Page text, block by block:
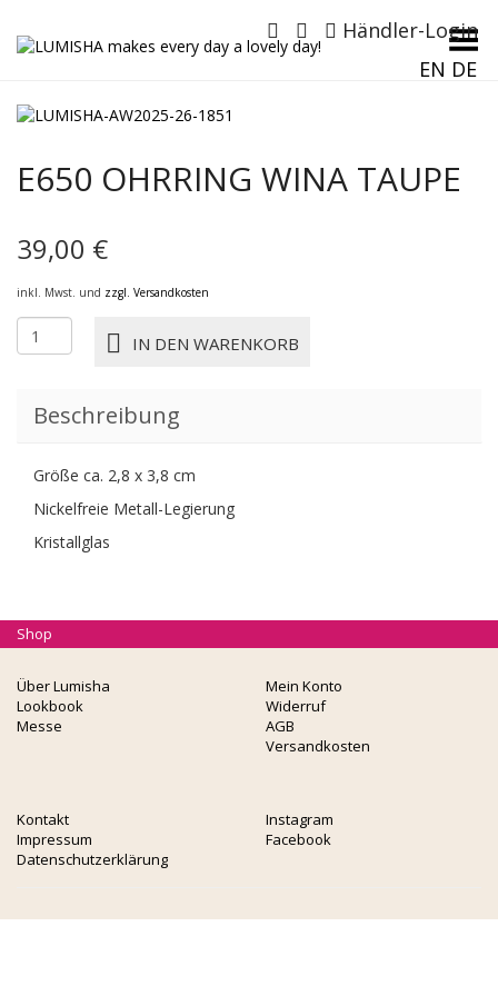
Händler-Login
EN DE
Menü umschalten
E650 OHRRING WINA TAUPE
39,00 €
inkl. Mwst. und zzgl. Versandkosten
E650
OHRRING
Menge
IN DEN WARENKORB
Beschreibung
Größe ca. 2,8 x 3,8 cm
Nickelfreie Metall-Legierung
Kristallglas
Über Lumisha
Lookbook
Messe
Mein Konto
Widerruf
AGB
Versandkosten
Kontakt
Impressum
Datenschutzerklärung
Instagram
Facebook
Shop